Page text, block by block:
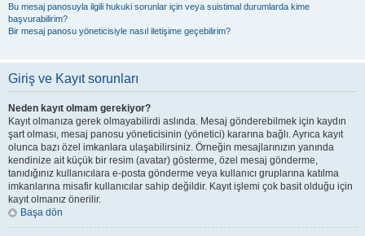
Bu mesaj panosuyla ilgili hukuki sorunlar için veya suistimal durumlarda kime
başvurabilirim?
Bir mesaj panosu yöneticisiyle nasıl iletişime geçebilirim?
Giriş ve Kayıt sorunları
Neden kayıt olmam gerekiyor?
Kayıt olmanıza gerek olmayabilirdi aslında. Mesaj gönderebilmek için kaydın
şart olması, mesaj panosu yöneticisinin (yönetici) kararına bağlı. Ayrıca kayıt
olunca bazı özel imkanlara ulaşabilirsiniz. Örneğin mesajlarınızın yanında
kendinize ait küçük bir resim (avatar) gösterme, özel mesaj gönderme,
tanıdığınız kullanıcılara e-posta gönderme veya kullanıcı gruplarına katılma
imkanlarına misafir kullanıcılar sahip değildir. Kayıt işlemi çok basit olduğu için
kayıt olmanız önerilir.
Başa dön